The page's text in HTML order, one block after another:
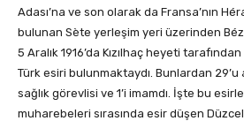
Adası’na ve son olarak da Fransa’nın
bulunan Sète yerleşim yeri üzerinden
5 Aralık 1916’da Kızılhaç heyeti
Türk esiri bulunmaktaydı. Bunlardan 29’u
sağlık görevlisi ve 1’i imamdı. İşte bu
muharebeleri sırasında esir düşen